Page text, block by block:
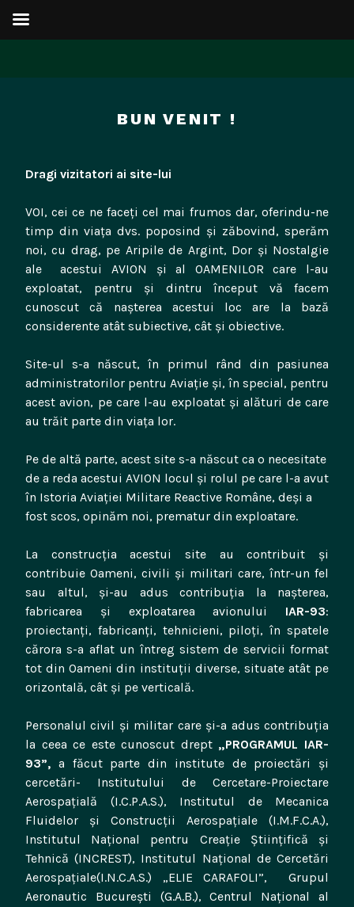
BUN VENIT !
Dragi vizitatori ai site-lui
VOI, cei ce ne faceți cel mai frumos dar, oferindu-ne
timp din viața dvs. poposind și zăbovind, sperăm
noi, cu drag, pe Aripile de Argint, Dor și Nostalgie
ale acestui AVION și al OAMENILOR care l-au
exploatat, pentru și dintru început vă facem
cunoscut că nașterea acestui loc are la bază
considerente atât subiective, cât și obiective.
Site-ul s-a născut, în primul rând din pasiunea
administratorilor pentru Aviație și, în special, pentru
acest avion, pe care l-au exploatat și alături de care
au trăit parte din viața lor.
Pe de altă parte, acest site s-a născut ca o necesitate
de a reda acestui AVION locul și rolul pe care l-a avut
în Istoria Aviației Militare Reactive Române, deși a
fost scos, opinăm noi, prematur din exploatare.
La construcția acestui site au contribuit și
contribuie Oameni, civili și militari care, într-un fel
sau altul, și-au adus contribuția la nașterea,
fabricarea și exploatarea avionului IAR-93:
proiectanți, fabricanți, tehnicieni, piloți, în spatele
cărora s-a aflat un întreg sistem de servicii format
tot din Oameni din instituții diverse, situate atât pe
orizontală, cât și pe verticală.
Personalul civil și militar care și-a adus contribuția
la ceea ce este cunoscut drept „PROGRAMUL IAR-
93”, a făcut parte din institute de proiectări și
cercetări- Institutului de Cercetare-Proiectare
Aerospaţială (I.C.P.A.S.), Institutul de Mecanica
Fluidelor şi Construcţii Aerospaţiale (I.M.F.C.A.),
Institutul Naţional pentru Creaţie Ştiinţifică şi
Tehnică (INCREST), Institutul Naţional de Cercetări
Aerospaţiale(I.N.C.A.S.) „ELIE CARAFOLI”, Grupul
Aeronautic București (G.A.B.), Centrul Național al